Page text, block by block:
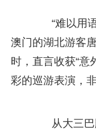
“难以用语
澳门的湖北游客
时，直言收获“意
彩的巡游表演，非
从大三巴